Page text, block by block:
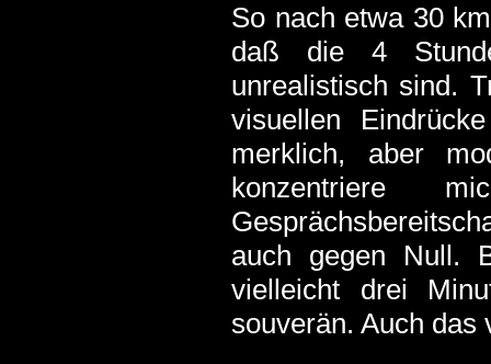
So nach etwa 30
daß die 4
unrealistisch sind.
visuellen
merklich, aber
konzentriere
auch gegen Null.
vielleicht drei
souverän. Auch das